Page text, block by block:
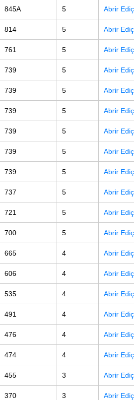
845A 5 Abrir
814 5 Abrir
761 5 Abrir
739 5 Abrir
739 5 Abrir
739 5 Abrir
739 5 Abrir
739 5 Abrir
739 5 Abrir
737 5 Abrir
721 5 Abrir
700 5 Abrir
665 4 Abrir
606 4 Abrir
535 4 Abrir
491 4 Abrir
476 4 Abrir
474 4 Abrir
455 3 Abrir
370 3 Abrir